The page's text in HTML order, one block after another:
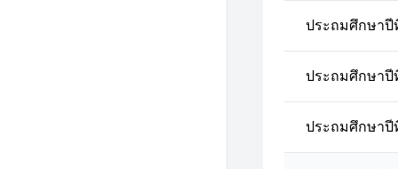
ประถมศึกษาปี
ประถมศึกษาปี
ประถมศึกษาปี